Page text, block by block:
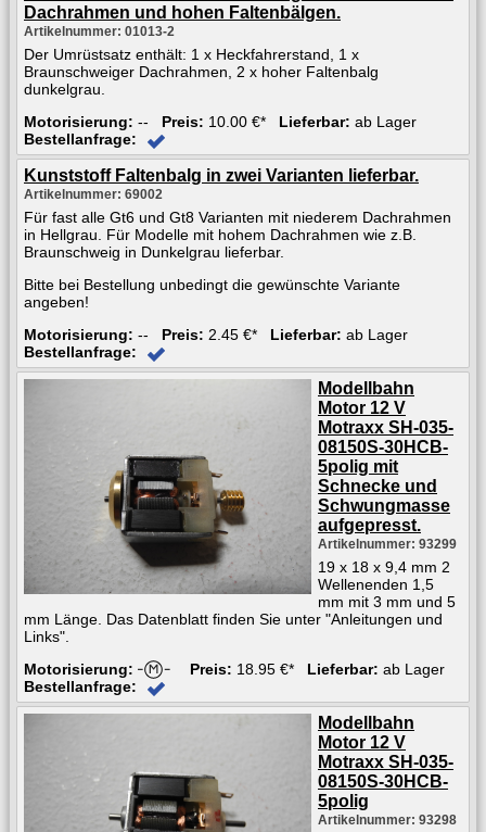
Dachrahmen und hohen Faltenbälgen.
Artikelnummer: 01013-2
Der Umrüstsatz enthält: 1 x Heckfahrerstand, 1 x
Braunschweiger Dachrahmen, 2 x hoher Faltenbalg
dunkelgrau.
Motorisierung: -- Preis: 10.00 €* Lieferbar: ab Lager
Bestellanfrage:
Kunststoff Faltenbalg in zwei Varianten lieferbar.
Artikelnummer: 69002
Für fast alle Gt6 und Gt8 Varianten mit niederem Dachrahmen
in Hellgrau. Für Modelle mit hohem Dachrahmen wie z.B.
Braunschweig in Dunkelgrau lieferbar.
Bitte bei Bestellung unbedingt die gewünschte Variante
angeben!
Motorisierung: -- Preis: 2.45 €* Lieferbar: ab Lager
Bestellanfrage:
Modellbahn
Motor 12 V
Motraxx SH-035-
08150S-30HCB-
5polig mit
Schnecke und
Schwungmasse
aufgepresst.
Artikelnummer: 93299
19 x 18 x 9,4 mm 2
Wellenenden 1,5
mm mit 3 mm und 5
mm Länge. Das Datenblatt finden Sie unter "Anleitungen und
Links".
Motorisierung:
Preis: 18.95 €* Lieferbar: ab Lager
Bestellanfrage:
Modellbahn
Motor 12 V
Motraxx SH-035-
08150S-30HCB-
5polig
Artikelnummer: 93298